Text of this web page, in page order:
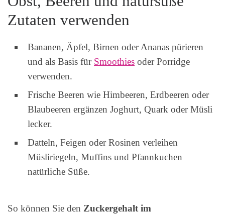
Zutaten verwenden
Bananen, Äpfel, Birnen oder Ananas pürieren
und als Basis für Smoothies oder Porridge
verwenden.
Frische Beeren wie Himbeeren, Erdbeeren oder
Blaubeeren ergänzen Joghurt, Quark oder Müsli
lecker.
Datteln, Feigen oder Rosinen verleihen
Müsliriegeln, Muffins und Pfannkuchen
natürliche Süße.
So können Sie den Zuckergehalt im